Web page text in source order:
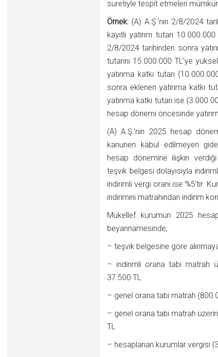
suretiyle tespit etmeleri
Örnek: (A) A.Ş.’nin 2/8/2024
kayıtlı yatırım tutarı
2/8/2024 tarihinden sonra
tutarını 15.000.000 TL’ye
yatırıma katkı tutarı
sonra eklenen yatırıma katkı
yatırıma katkı tutarı ise
hesap dönemi öncesinde
(A) A.Ş.’nin 2025 hesap
kanunen kabul edilmeyen
hesap dönemine ilişkin
teşvik belgesi dolayısıyla
indirimli vergi oranı ise %5’tir.
indirimini matrahından indirim
Mükellef kurumun 2025
beyannamesinde;
– teşvik belgesine göre
– indirimli orana tabi matrah
37.500 TL
– genel orana tabi matrah
– genel orana tabi matrah
TL
– hesaplanan kurumlar vergisi